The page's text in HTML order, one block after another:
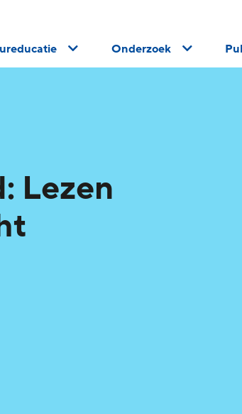
Onderzoek
Lezen